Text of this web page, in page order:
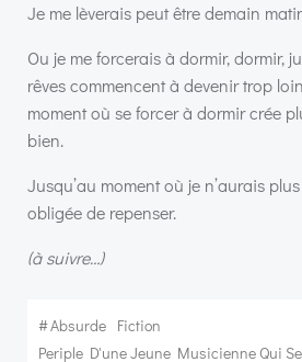
Je me lèverais peut être demain
Ou je me forcerais à dormir, dormir,
rêves commencent à devenir trop
moment où se forcer à dormir crée
bien.
Jusqu’au moment où je n’aurais
obligée de repenser.
(à suivre…)
#Absurde Fiction
Periple D'une Jeune Musicienne Qui